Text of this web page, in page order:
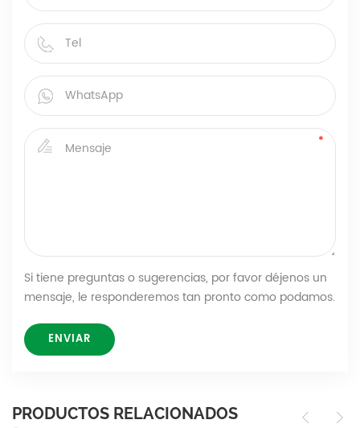
Si tiene preguntas o sugerencias, por favor déjenos un
mensaje, le responderemos tan pronto como podamos.
PRODUCTOS RELACIONADOS